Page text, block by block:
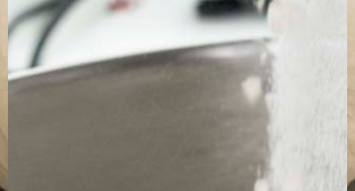
Contact
Jérémy PRUVOST